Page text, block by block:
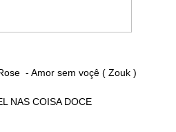
- Amor sem voçê ( Zouk )
NAS COISA DOCE